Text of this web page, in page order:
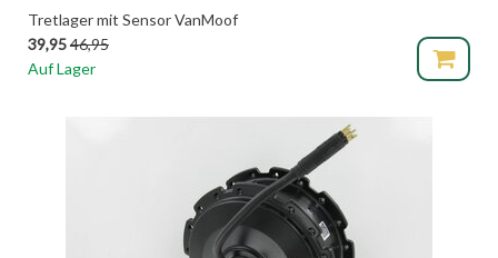
Tretlager mit Sensor VanMoof
39,9546,95
Auf Lager